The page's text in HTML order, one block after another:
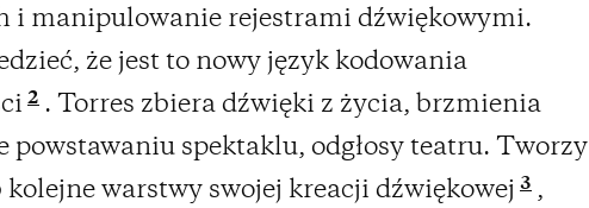
i manipulowanie rejestrami dźwiękowymi.
że jest to nowy język kodowania
2 . Torres zbiera dźwięki z życia, brzmienia
powstawaniu spektaklu, odgłosy teatru. Tworzy
kolejne warstwy swojej kreacji dźwiękowej 3 ,